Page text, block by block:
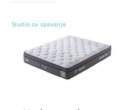
Studio za spavanje